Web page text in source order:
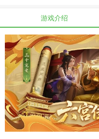
游戏介绍